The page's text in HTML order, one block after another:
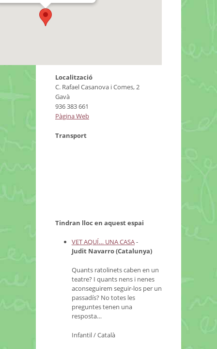
Localització
C. Rafael Casanova i Comes, 2
Gavà
936 383 661
Pàgina Web
Transport
Tindran lloc en aquest espai
VET AQUÍ… UNA CASA-
Judit Navarro (Catalunya)
Quants ratolinets caben en un
teatre? I quants nens i nenes
aconseguirem seguir-los per un
passadís? No totes les
preguntes tenen una
resposta…
Infantil / Català